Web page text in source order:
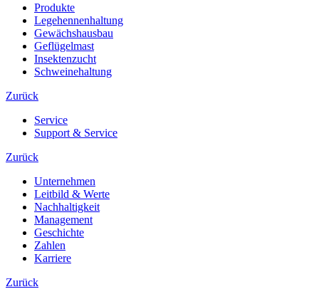
Produkte
Legehennenhaltung
Gewächshausbau
Geflügelmast
Insektenzucht
Schweinehaltung
Zurück
Service
Support & Service
Zurück
Unternehmen
Leitbild & Werte
Nachhaltigkeit
Management
Geschichte
Zahlen
Karriere
Zurück